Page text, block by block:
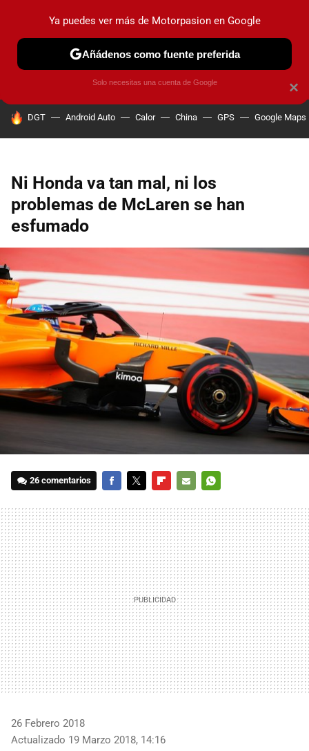
PRUEBAS COCHES ELÉCTRICOS OBSERVATORIO
HOY SE HABLA DE
DGT Android Auto Calor China GPS Google Maps
Ni Honda va tan mal, ni los
problemas de McLaren se han
esfumado
26 comentarios
MAIL
26 Febrero 2018
Actualizado 19 Marzo 2018, 14:16
×
Ya puedes ver más de Motorpasion en Google
Añádenos como fuente preferida
Solo necesitas una cuenta de Google